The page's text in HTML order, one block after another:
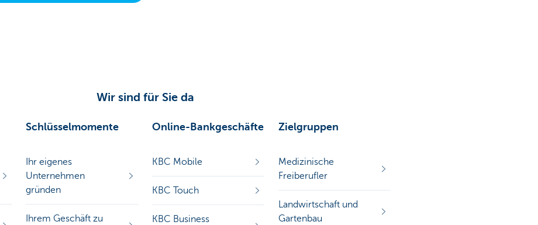
Wir sind für Sie da
Schlüsselmomente
Ihr eigenes
Unternehmen
gründen
Ihrem Geschäft zu
Online-Bankgeschäfte
KBC Mobile
KBC Touch
KBC Business
Zielgruppen
Medizinische
Freiberufler
Landwirtschaft und
Gartenbau